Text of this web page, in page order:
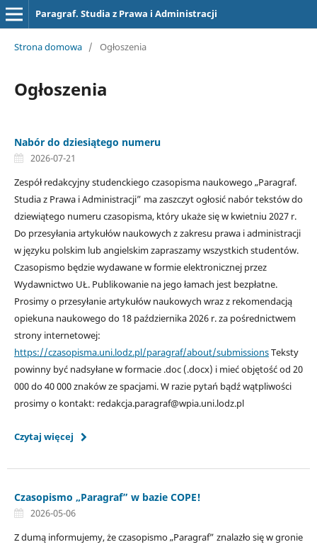
Paragraf. Studia z Prawa i Administracji
Strona domowa / Ogłoszenia
Ogłoszenia
Nabór do dziesiątego numeru
2026-07-21
Zespół redakcyjny studenckiego czasopisma naukowego „Paragraf.
Studia z Prawa i Administracji” ma zaszczyt ogłosić nabór tekstów do
dziewiątego numeru czasopisma, który ukaże się w kwietniu 2027 r.
Do przesyłania artykułów naukowych z zakresu prawa i administracji
w języku polskim lub angielskim zapraszamy wszystkich studentów.
Czasopismo będzie wydawane w formie elektronicznej przez
Wydawnictwo UŁ. Publikowanie na jego łamach jest bezpłatne.
Prosimy o przesyłanie artykułów naukowych wraz z rekomendacją
opiekuna naukowego do 18 października 2026 r. za pośrednictwem
strony internetowej:
https://czasopisma.uni.lodz.pl/paragraf/about/submissionsTeksty
powinny być nadsyłane w formacie .doc (.docx) i mieć objętość od 20
000 do 40 000 znaków ze spacjami. W razie pytań bądź wątpliwości
prosimy o kontakt: redakcja.paragraf@wpia.uni.lodz.pl
Czytaj więcej
Czasopismo „Paragraf” w bazie COPE!
2026-05-06
Z dumą informujemy, że czasopismo „Paragraf” znalazło się w gronie